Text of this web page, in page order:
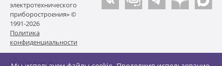
электротехнического
приборостроения» ©
1991-2026
Политика
конфиденциальности